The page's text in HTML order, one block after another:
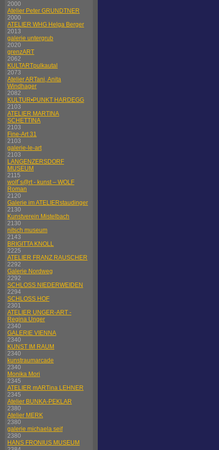
2000
Atelier Peter GRUNDTNER
2000
ATELIER WHG Helga Berger
2013
galerie untergrub
2020
grenzART
2062
KULTARTpulkautal
2073
Atelier ARTani, Anita
Windhager
2082
KULTUR•PUNKT HARDEGG
2103
ATELIER MARTINA
SCHETTINA
2103
Fine-Art 31
2103
galerie-le-art
2103
LANGENZERSDORF
MUSEUM
2115
wolf´s@rt - kunst – WOLF
Roman
2120
Galerie im ATELIERstaudinger
2130
Kunstverein Mistelbach
2130
nitsch museum
2143
BRIGITTA KNOLL
2225
ATELIER FRANZ RAUSCHER
2292
Galerie Nordweg
2292
SCHLOSS NIEDERWEIDEN
2294
SCHLOSS HOF
2301
ATELIER UNGER-ART -
Regina Unger
2340
GALERIE VIENNA
2340
KUNST IM RAUM
2340
kunstraumarcade
2340
Monika Mori
2345
ATELIER mARTina LEHNER
2345
Atelier BUNKA-PEKLAR
2380
Atelier MERK
2380
galerie michaela seif
2380
HANS FRONIUS MUSEUM